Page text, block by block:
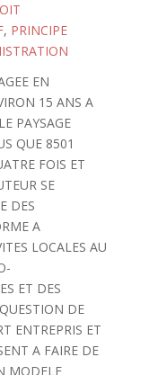
, PRINCIPE
EN
15 ANS A
PAYSAGE
QUE 8501
FOIS ET
SE
DES
A
LOCALES AU
ET DES
DE
ENTREPRIS ET
A FAIRE DE
MODELE